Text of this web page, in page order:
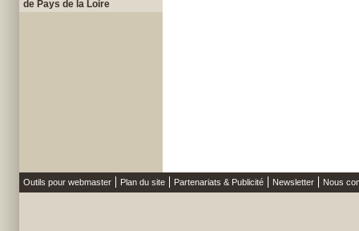
de Pays de la Loire
Outils pour webmaster Plan du site Partenariats & Publicité Newsletter Nous